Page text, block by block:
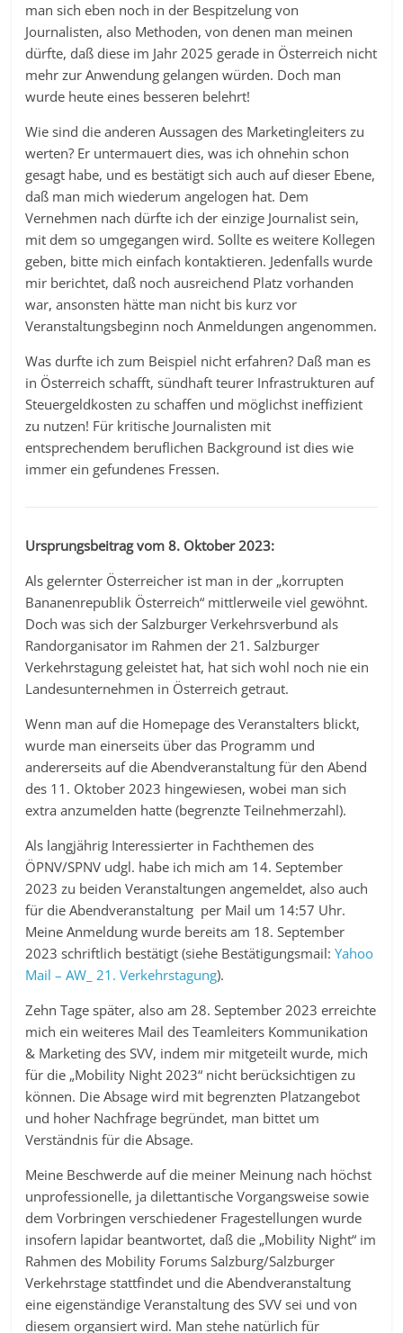
man sich eben noch in der Bespitzelung von
Journalisten, also Methoden, von denen man meinen
dürfte, daß diese im Jahr 2025 gerade in Österreich nicht
mehr zur Anwendung gelangen würden. Doch man
wurde heute eines besseren belehrt!
Wie sind die anderen Aussagen des Marketingleiters zu
werten? Er untermauert dies, was ich ohnehin schon
gesagt habe, und es bestätigt sich auch auf dieser Ebene,
daß man mich wiederum angelogen hat. Dem
Vernehmen nach dürfte ich der einzige Journalist sein,
mit dem so umgegangen wird. Sollte es weitere Kollegen
geben, bitte mich einfach kontaktieren. Jedenfalls wurde
mir berichtet, daß noch ausreichend Platz vorhanden
war, ansonsten hätte man nicht bis kurz vor
Veranstaltungsbeginn noch Anmeldungen angenommen.
Was durfte ich zum Beispiel nicht erfahren? Daß man es
in Österreich schafft, sündhaft teurer Infrastrukturen auf
Steuergeldkosten zu schaffen und möglichst ineffizient
zu nutzen! Für kritische Journalisten mit
entsprechendem beruflichen Background ist dies wie
immer ein gefundenes Fressen.
Ursprungsbeitrag vom 8. Oktober 2023:
Als gelernter Österreicher ist man in der „korrupten
Bananenrepublik Österreich“ mittlerweile viel gewöhnt.
Doch was sich der Salzburger Verkehrsverbund als
Randorganisator im Rahmen der 21. Salzburger
Verkehrstagung geleistet hat, hat sich wohl noch nie ein
Landesunternehmen in Österreich getraut.
Wenn man auf die Homepage des Veranstalters blickt,
wurde man einerseits über das Programm und
andererseits auf die Abendveranstaltung für den Abend
des 11. Oktober 2023 hingewiesen, wobei man sich
extra anzumelden hatte (begrenzte Teilnehmerzahl).
Als langjährig Interessierter in Fachthemen des
ÖPNV/SPNV udgl. habe ich mich am 14. September
2023 zu beiden Veranstaltungen angemeldet, also auch
für die Abendveranstaltung per Mail um 14:57 Uhr.
Meine Anmeldung wurde bereits am 18. September
2023 schriftlich bestätigt (siehe Bestätigungsmail:Yahoo
Mail – AW_ 21. Verkehrstagung).
Zehn Tage später, also am 28. September 2023 erreichte
mich ein weiteres Mail des Teamleiters Kommunikation
& Marketing des SVV, indem mir mitgeteilt wurde, mich
für die „Mobility Night 2023“ nicht berücksichtigen zu
können. Die Absage wird mit begrenzten Platzangebot
und hoher Nachfrage begründet, man bittet um
Verständnis für die Absage.
Meine Beschwerde auf die meiner Meinung nach höchst
unprofessionelle, ja dilettantische Vorgangsweise sowie
dem Vorbringen verschiedener Fragestellungen wurde
insofern lapidar beantwortet, daß die „Mobility Night“ im
Rahmen des Mobility Forums Salzburg/Salzburger
Verkehrstage stattfindet und die Abendveranstaltung
eine eigenständige Veranstaltung des SVV sei und von
diesem organsiert wird. Man stehe natürlich für